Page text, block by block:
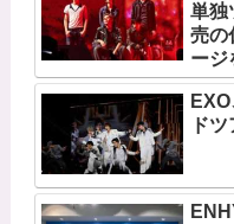
単独
売の
ージ
ド